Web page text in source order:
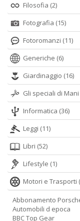
Filosofia (2)
Fotografia (15)
Fotoromanzi (11)
Generiche (6)
Giardinaggio (16)
Gli speciali di Mani
Informatica (36)
Leggi (11)
Libri (52)
Lifestyle (1)
Motori e Trasporti
Abbonamento
Automobili d epoca
BBC Top Gear